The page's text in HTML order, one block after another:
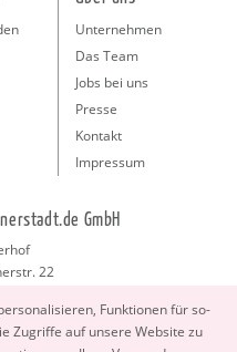
Funk­tio­nen für so­
Zu­grif­fe auf un­se­re Web­site zu
Unternehmen
Das Team
Jobs bei uns
Presse
Kontakt
Impressum
GmbH
22